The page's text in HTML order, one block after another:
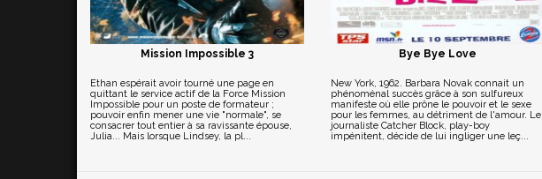
Mission Impossible 3
Ethan espérait avoir tourné une page en
quittant le service actif de la Force Mission
Impossible pour un poste de formateur ;
pouvoir enfin mener une vie "normale", se
consacrer tout entier à sa ravissante épouse,
Julia... Mais lorsque Lindsey, la pl...
Bye Bye Love
New York, 1962. Barbara Novak connait un
phénoménal succès grâce à son sulfureux
manifeste où elle prône le pouvoir et le sexe
pour les femmes, au détriment de l'amour. Le
journaliste Catcher Block, play-boy
impénitent, décide de lui ingliger une leç...